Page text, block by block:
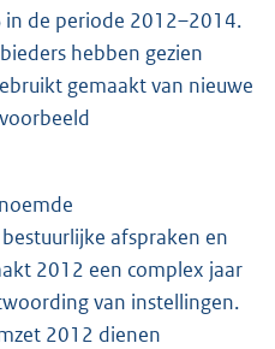
de periode 2012–2014.
hebben gezien
gemaakt van nieuwe
afspraken en
2012 een complex jaar
van instellingen.
2012 dienen